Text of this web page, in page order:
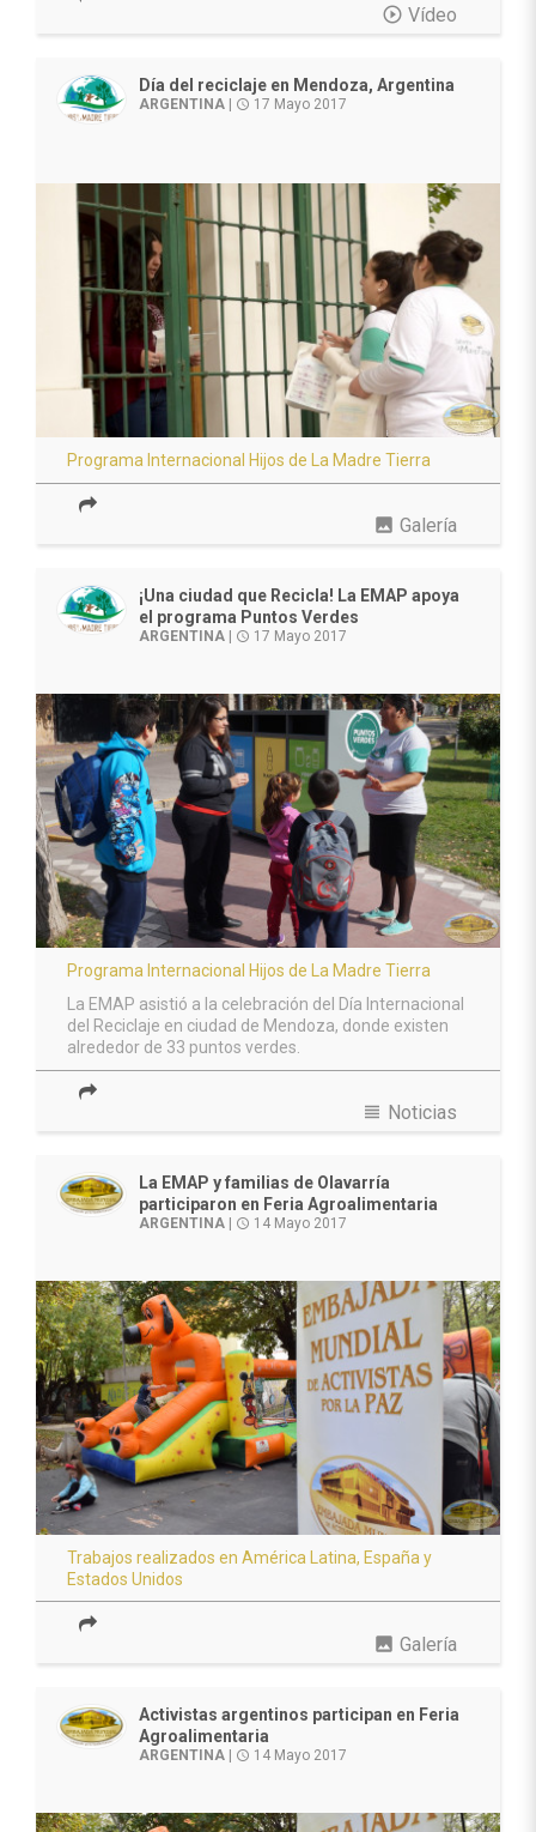
play_circle_outline Vídeo
Día del reciclaje en Mendoza, Argentina
ARGENTINA access_time 17 Mayo 2017
Programa Internacional Hijos de La Madre Tierra
photo Galería
¡Una ciudad que Recicla! La EMAP apoya
el programa Puntos Verdes
ARGENTINA | access_time 17 Mayo 2017
Programa Internacional Hijos de La Madre Tierra
La EMAP asistió a la celebración del Día Internacional
del Reciclaje en ciudad de Mendoza, donde existen
alrededor de 33 puntos verdes.
view_headline Noticias
La EMAP y familias de Olavarría
participaron en Feria Agroalimentaria
ARGENTINA | access_time 14 Mayo 2017
Trabajos realizados en América Latina, España y
Estados Unidos
photo Galería
Activistas argentinos participan en Feria
Agroalimentaria
ARGENTINA | access_time 14 Mayo 2017